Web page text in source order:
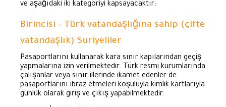
ve aşağıdaki iki kategoriyi kapsayacaktır:
Birincisi – Türk vatandaşlığına sahip (çifte
vatandaşlık) Suriyeliler
Pasaportlarını kullanarak kara sınır kapılarından geçiş
yapmalarına izin verilmektedir. Türk resmi kurumlarında
çalışanlar veya sınır illerinde ikamet edenler de
pasaportlarını ibraz etmeleri koşuluyla kimlik kartlarıyla
günlük olarak giriş ve çıkış yapabilmektedir.